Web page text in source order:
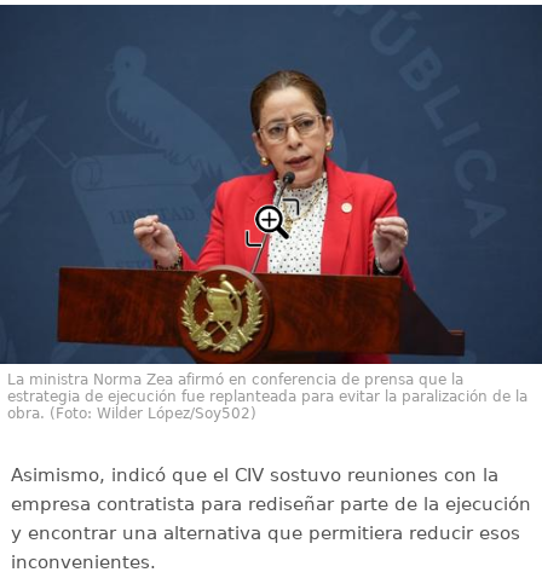
La ministra Norma Zea afirmó en conferencia de prensa que la
estrategia de ejecución fue replanteada para evitar la paralización de la
obra. (Foto: Wilder López/Soy502)
Asimismo, indicó que el CIV sostuvo reuniones con la
empresa contratista para rediseñar parte de la ejecución
y encontrar una alternativa que permitiera reducir esos
inconvenientes.